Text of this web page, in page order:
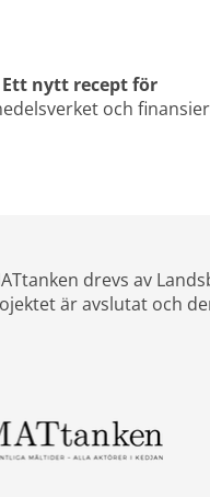
Ett nytt recept för
och
drevs av
är avslutat och